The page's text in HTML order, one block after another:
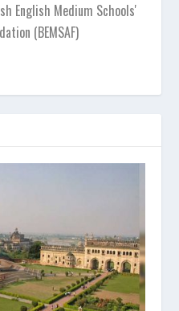
English Medium Schools'
(BEMSAF)